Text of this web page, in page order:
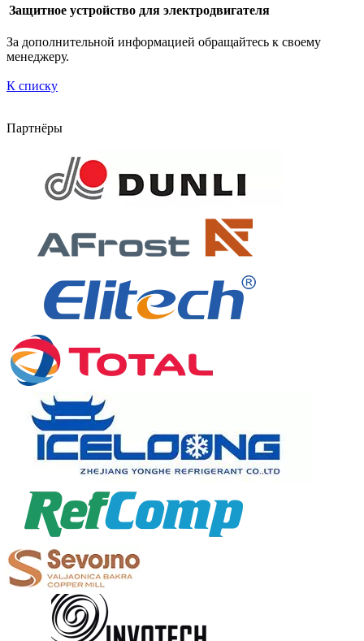
Защитное устройство для электродвигателя
За дополнительной информацией обращайтесь к своему
менеджеру.
К списку
Партнёры